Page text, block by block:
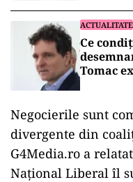
ACTUALITATE
Ce
Tomac
Negocierile sunt
divergente din
G4Media.ro a
Național Liberal îl